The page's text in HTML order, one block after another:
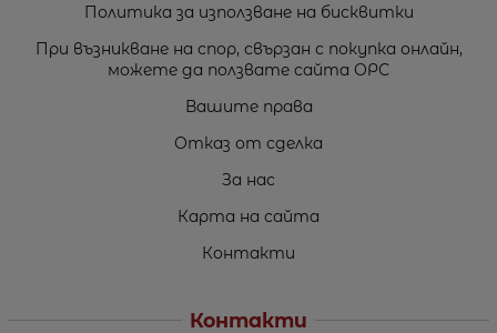
Политика за използване на бисквитки
При възникване на спор, свързан с покупка онлайн,
можете да ползвате сайта ОРС
Вашите права
Отказ от сделка
За нас
Карта на сайта
Контакти
Контакти